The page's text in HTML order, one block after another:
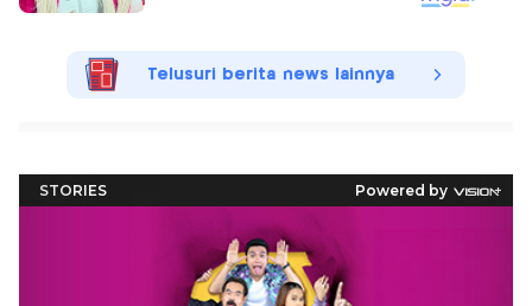
Telusuri berita news lainnya